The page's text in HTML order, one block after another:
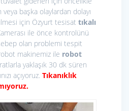
başka olaylardan dolayı
için Özyurt tesisat tıkalı
ile önce kontrolünü
olan problemi tespit
makinemiz ile robot
yaklaşık 30 dk süren
açıyoruz. Tıkanıklık